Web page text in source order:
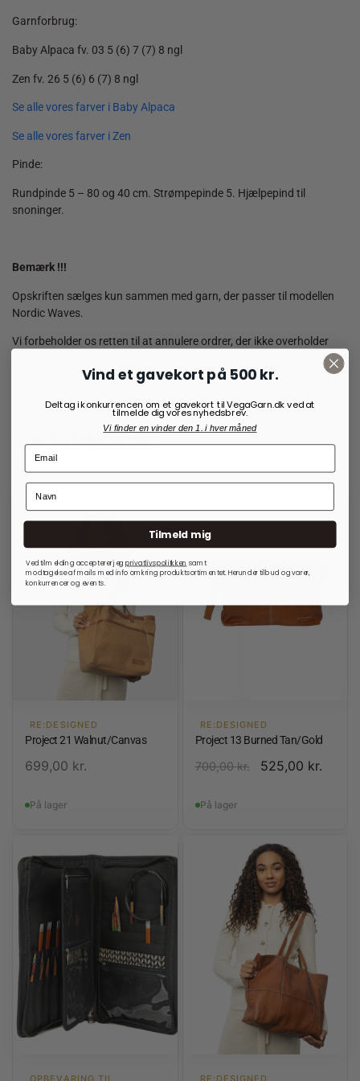
Garnforbrug:
Baby Alpaca fv. 03 5 (6) 7 (7) 8 ngl
Zen fv. 26 5 (6) 6 (7) 8 ngl
Se alle vores farver i Baby Alpaca
Se alle vores farver i Zen
Pinde:
Rundpinde 5 – 80 og 40 cm. Strømpepinde 5. Hjælpepind til
snoninger.
Bemærk !!!
Opskriften sælges kun sammen med garn, der passer til modellen
Nordic Waves.
Vi forbeholder os retten til at annulere ordrer, der ikke overholder
Vi anbefaler også:
RE:DESIGNED
Project 21 Walnut/Canvas
699,00 kr.
På lager
RE:DESIGNED
Project 13 Burned Tan/Gold
700,00kr. 525,00 kr.
På lager
OPBEVARING TIL RE:DESIGNED
Vind et gavekort på 500 kr.
Deltag i konkurrencen om et gavekort til VegaGarn.dk ved at
tilmelde dig vores nyhedsbrev.
Vi finder en vinder den 1. i hver måned
Tilmeld mig
Ved tilmelding accepterer jegprivatlivspolitkken samt
modtagelse af mails med info omkring produktsortimentet. Herunder tilbud og varer,
konkurrencer og events.